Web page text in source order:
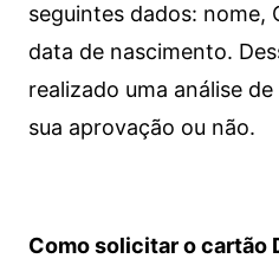
seguintes dados: nome,
data de nascimento.
realizado uma análise
sua aprovação ou não.
Como solicitar o cartão